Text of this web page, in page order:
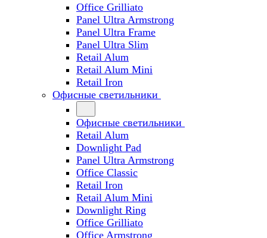
Office Grilliato
Panel Ultra Armstrong
Panel Ultra Frame
Panel Ultra Slim
Retail Alum
Retail Alum Mini
Retail Iron
Офисные светильники
Офисные светильники
Retail Alum
Downlight Pad
Panel Ultra Armstrong
Office Classic
Retail Iron
Retail Alum Mini
Downlight Ring
Office Grilliato
Office Armstrong